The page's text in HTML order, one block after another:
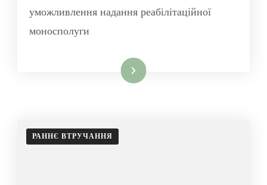
уможливлення надання реабілітаційної
моносполуги
Читати далі
РАННЄ ВТРУЧАННЯ